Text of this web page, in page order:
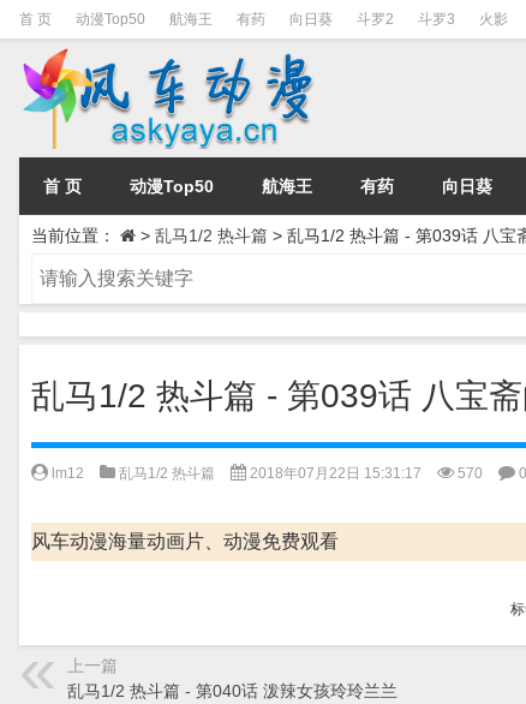
首 页 动漫Top50 航海王 有药 向日葵 斗罗2 斗罗3 火影
首 页 动漫Top50 航海王 有药 向日葵
当前位置： > 乱马1/2 热斗篇 > 乱马1/2 热斗篇 - 第039话 八宝
乱马1/2 热斗篇 - 第039话 八宝斋
lm12 乱马1/2 热斗篇 2018年07月22日 15:31:17 570 0
风车动漫海量动画片、动漫免费观看
标
上一篇
乱马1/2 热斗篇 - 第040话 泼辣女孩玲玲兰兰